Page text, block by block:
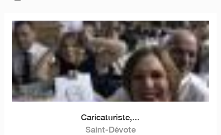
Caricaturiste,...
Saint-Dévote